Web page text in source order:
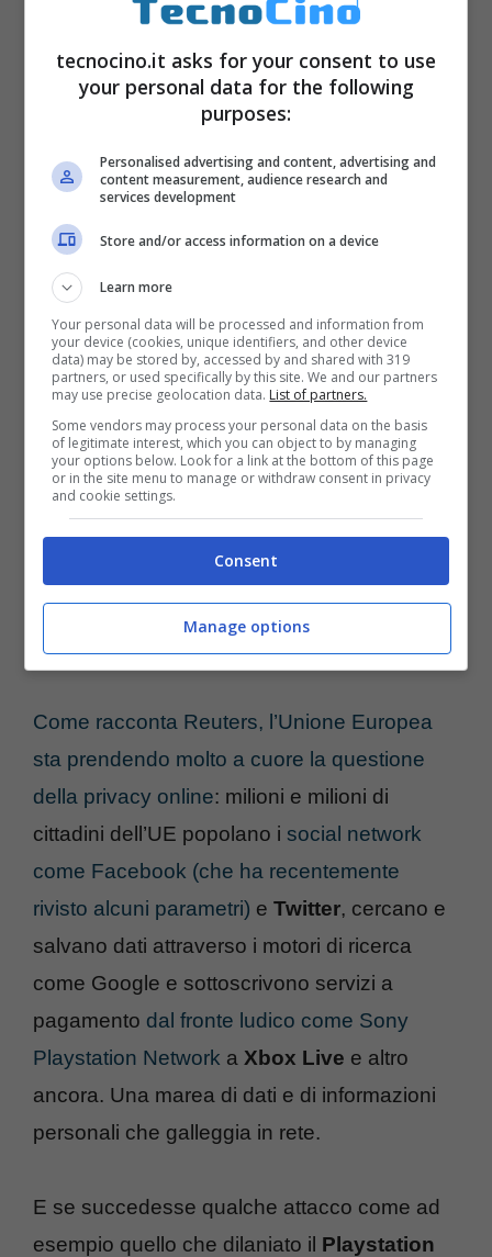
. Tutti abbiamo diritto non tanto a
dimenticare, quanto a farci dimenticare. Da
chi? Dai social networke daimotori di
informazioni, giganteschidatabase che
registrano tutte le nostre attività online, le
nostre preferenze, i dati sensibili e personali
e altro ancora. Sono necessari un avviso in
tempo reale in caso di intromissione negli
archivi e strumenti dedicati.
Come racconta Reuters, l’Unione Europea
sta prendendo molto a cuore la questione
della privacy online: milioni e milioni di
cittadini dell’UE popolano i social network
come Facebook (che ha recentemente
rivisto alcuni parametri) e Twitter, cercano e
salvano dati attraverso i motori di ricerca
come Google e sottoscrivono servizi a
pagamento dal fronte ludico come Sony
Playstation Network a Xbox Live e altro
ancora. Una marea di dati e di informazioni
personali che galleggia in rete.
E se succedesse qualche attacco come ad
esempio quello che dilaniato il Playstation
tecnocino.it asks for your consent to use
your personal data for the following
purposes:
Personalised advertising and content, advertising and
content measurement, audience research and
services development
Store and/or access information on a device
Learn more
Your personal data will be processed and information from
your device (cookies, unique identifiers, and other device
data) may be stored by, accessed by and shared with 319
partners, or used specifically by this site. We and our partners
may use precise geolocation data. List of partners.
Some vendors may process your personal data on the basis
of legitimate interest, which you can object to by managing
your options below. Look for a link at the bottom of this page
or in the site menu to manage or withdraw consent in privacy
and cookie settings.
Consent
Manage options